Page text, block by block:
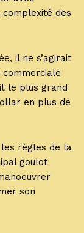
des
il ne s’agirait
commerciale
le plus grand
en plus de
les règles de la
goulot
son